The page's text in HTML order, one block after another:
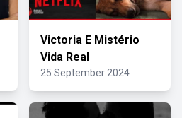
Victoria E Mistério
Vida Real
25 September 2024